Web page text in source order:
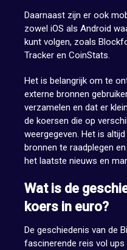
Daarnaast zijn er ook
zowel iOS als Android
kunt volgen, zoals
Tracker en CoinStats.
Het is belangrijk om te
externe bronnen
verzamelen en dat er
de koersen die op
weergegeven. Het is
bronnen te raadplegen
het laatste nieuws en
Wat is de
koers in euro?
De geschiedenis van de
fascinerende reis vol